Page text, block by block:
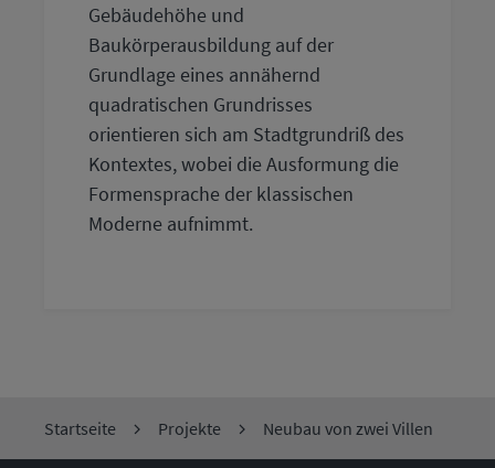
Gebäudehöhe und
Baukörperausbildung auf der
Grundlage eines annähernd
quadratischen Grundrisses
orientieren sich am Stadtgrundriß des
Kontextes, wobei die Ausformung die
Formensprache der klassischen
Moderne aufnimmt.
Startseite Projekte Neubau von zwei Villen